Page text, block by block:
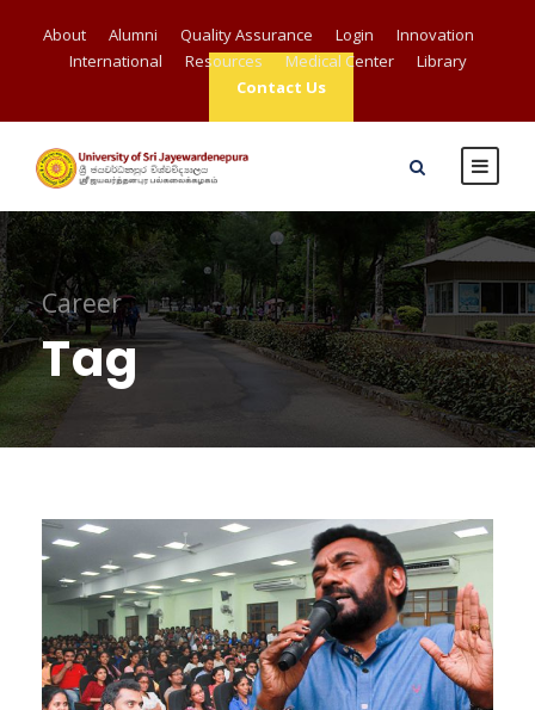
About Alumni Quality Assurance Login
Innovation
International
Resources Medical Center
Library
Contact Us
Career
Tag